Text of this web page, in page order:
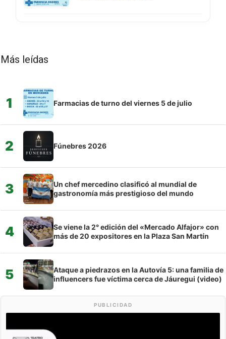
Más leídas
1 Farmacias de turno del viernes 5 de julio
2 Fúnebres 2026
3
Un chef mercedino clasificó al mundial de
gastronomía más prestigioso del mundo
4
Se viene la 2° edición del «Mercado Alfajor» con
más de 20 expositores en la Plaza San Martín
5
Ataque a piedrazos en la Autovía 5: una familia de
influencers fue víctima cerca de Jáuregui (video)
PUBLICIDAD